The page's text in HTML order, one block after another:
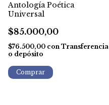
Antología Poética
Universal
$85.000,00
$76.500,00 con Transferencia
o depósito